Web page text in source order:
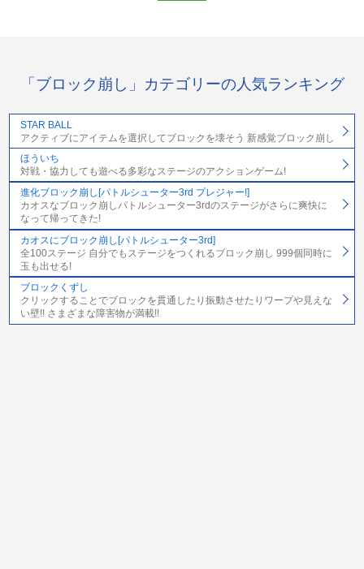
「ブロック崩し」カテゴリーの人気ランキング
STAR BALL
アクティブにアイテムを選択してブロックを壊そう 新感覚ブロック崩し
ほういち
対戦・協力しても遊べる多彩なステージのアクションゲーム!
進化ブロック崩し[パトルシューター3rd プレジャー!]
カオスなブロック崩しパトルシューター3rdのステージがさらに爽快に
なって帰ってきた!
カオスにブロック崩し[パトルシューター3rd]
全100ステージ 自分でもステージをつくれるブロック崩し 999個同時に
玉も出せる!
ブロックくずし
クリックすることでブロックを貫通したり振動させたりワープや見えな
い壁!! さまざまな障害物が満載!!